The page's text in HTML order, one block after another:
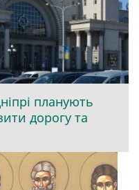
планують
дорогу та